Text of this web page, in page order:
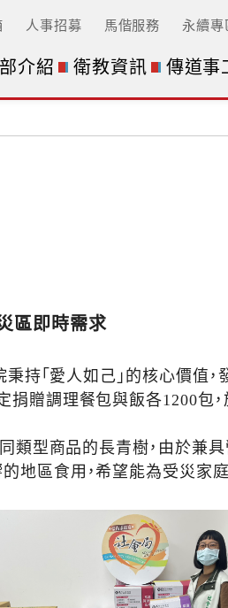
人事招募 馬偕服務 永續專
介紹 衛教資訊 傳道事
區即時需求
「愛人如己」的核心價值，
捐贈調理餐包與飯各1200包
型商品的長青樹，由於兼
地區食用，希望能為受災家